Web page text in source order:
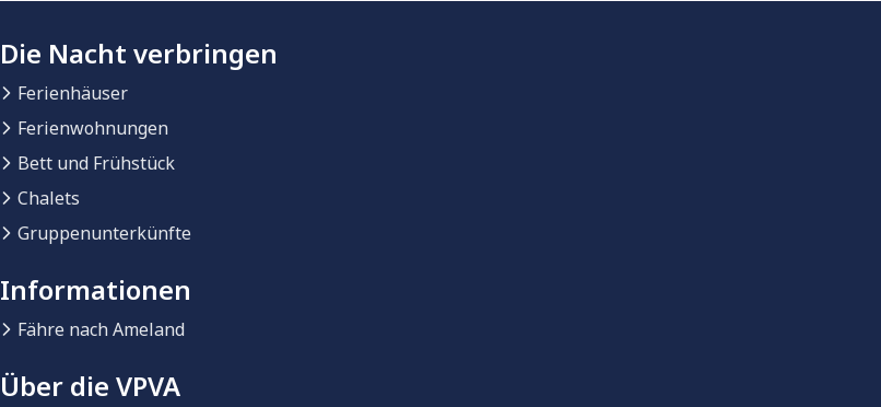
Die Nacht verbringen
Ferienhäuser
Ferienwohnungen
Bett und Frühstück
Chalets
Gruppenunterkünfte
Informationen
Fähre nach Ameland
Über die VPVA